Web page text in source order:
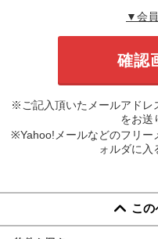
▼会
※ご記入頂いたメールアドレ
をお送
※Yahoo!メールなどのフリー
ォルダに入
この